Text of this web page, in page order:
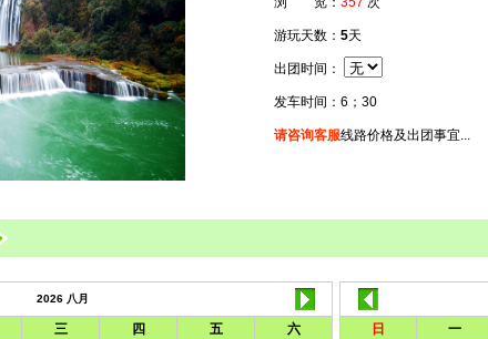
游玩天数： 5天
出团时间：
发车时间：6；30
请咨询客服线路价格及出团事宜...